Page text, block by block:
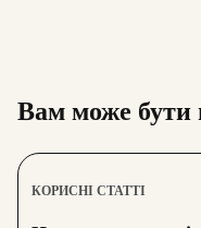
Вам може бути
КОРИСНІ СТАТТІ